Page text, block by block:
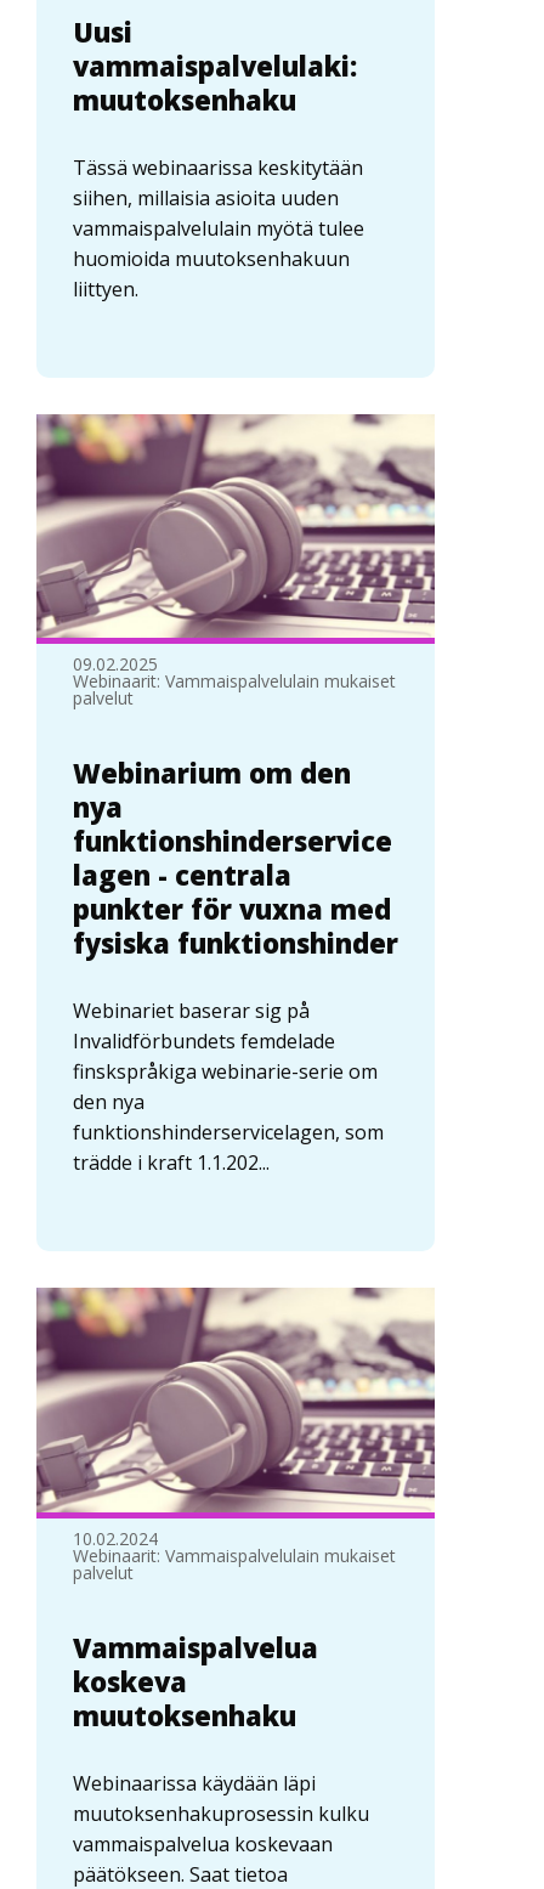
Uusi
vammaispalvelulaki:
muutoksenhaku
Tässä webinaarissa keskitytään
siihen, millaisia asioita uuden
vammaispalvelulain myötä tulee
huomioida muutoksenhakuun
liittyen.
09.02.2025
Webinaarit: Vammaispalvelulain mukaiset
palvelut
Webinarium om den
nya
funktionshinderservice
lagen - centrala
punkter för vuxna med
fysiska funktionshinder
Webinariet baserar sig på
Invalidförbundets femdelade
finskspråkiga webinarie-serie om
den nya
funktionshinderservicelagen, som
trädde i kraft 1.1.202...
10.02.2024
Webinaarit: Vammaispalvelulain mukaiset
palvelut
Vammaispalvelua
koskeva
muutoksenhaku
Webinaarissa käydään läpi
muutoksenhakuprosessin kulku
vammaispalvelua koskevaan
päätökseen. Saat tietoa